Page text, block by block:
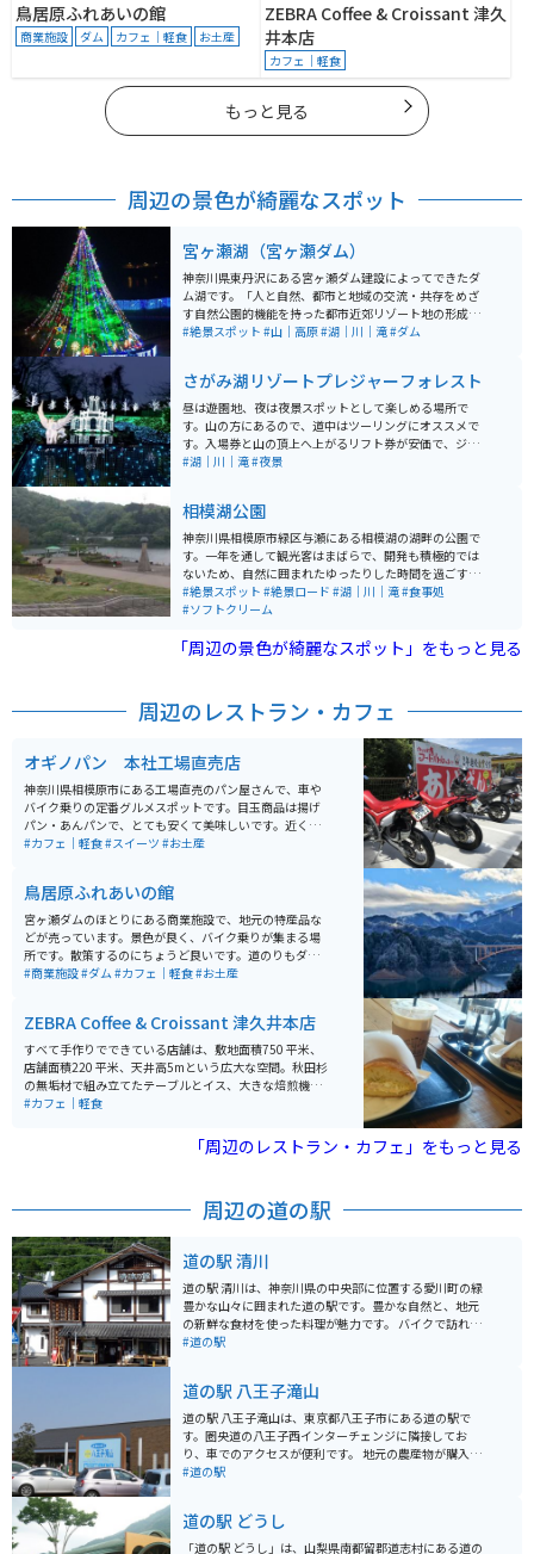
鳥居原ふれあいの館
商業施設 ダム カフェ｜軽食 お土産
ZEBRA Coffee & Croissant 津久
井本店
カフェ｜軽食
もっと見る
周辺の景色が綺麗なスポット
宮ヶ瀬湖（宮ヶ瀬ダム）
神奈川県東丹沢にある宮ヶ瀬ダム建設によってできたダ
ム湖です。「人と自然、都市と地域の交流・共存をめざ
す自然公園的機能を持った都市近郊リゾート地の形成」
を基本理念として、神奈川県・地元市町村と協力しなが
ており、エリアごとに見どころや施設などがあります。
水の郷交流館、カヌー場、野外音楽堂、遊覧船、ピクニ
ック広場などがあり、一日中楽しめます。 周囲を巡る道
路は景色が良く適度なワインディングのため、神奈川エ
リアの定番ツーリングコースで、週末になると駐車場に
#絶景スポット #山｜高原#湖｜川｜滝#ダム
さがみ湖リゾートプレジャーフォレスト
昼は遊園地、夜は夜景スポットとして楽しめる場所で
す。山の方にあるので、道中はツーリングにオススメで
す。入場券と山の頂上へ上がるリフト券が安価で、ジェ
ットコースターなどもありそれなりに広いので友人、家
#湖｜川｜滝#夜景
相模湖公園
神奈川県相模原市緑区与瀬にある相模湖の湖畔の公園で
す。一年を通して観光客はまばらで、開発も積極的では
ないため、自然に囲まれたゆったりした時間を過ごすこ
とができます。夏に行われる花火大会や冬のイルミネー
ション時は賑わいます。現在ではあまり面影を感じるこ
ー競技会場にもなりました。
#絶景スポット #絶景ロード #湖｜川｜滝#食事処
#ソフトクリーム
「周辺の景色が綺麗なスポット」をもっと見る
周辺のレストラン・カフェ
オギノパン 本社工場直売店
神奈川県相模原市にある工場直売のパン屋さんで、車や
バイク乗りの定番グルメスポットです。目玉商品は揚げ
パン・あんパンで、とても安くて美味しいです。近くに
宮ヶ瀬湖があるため、ツーリングの帰りに寄るもよし、
がたがられるパン屋となっている。休日は揚げパンとあ
んパンは外の専用販売所での販売となります。他にも定
番からユニークなパンを多く販売しています。
#カフェ｜軽食#スイーツ #お土産
鳥居原ふれあいの館
宮ヶ瀬ダムのほとりにある商業施設で、地元の特産品な
どが売っています。景色が良く、バイク乗りが集まる場
所です。散策するのにちょうど良いです。道のりもダム
のまわりなのでカーブが多く楽しいですが、無茶をする
#商業施設#ダム#カフェ｜軽食#お土産
ZEBRA Coffee & Croissant 津久井本店
すべて手作りでできている店舗は、敷地面積750 平米、
店舗面積220 平米、天井高5mという広大な空間。秋田杉
の無垢材で組み立てたテーブルとイス、大きな焙煎機や
エスプレッソマシーンが置かれており、ゆったりとした
久井湖近くにあり、相模原から道志みちに向かう国道41
3号沿いの店舗で、「三ヶ木（みかげ）」交差点から東
#カフェ｜軽食
「周辺のレストラン・カフェ」をもっと見る
周辺の道の駅
道の駅 清川
道の駅 清川は、神奈川県の中央部に位置する愛川町の緑
豊かな山々に囲まれた道の駅です。豊かな自然と、地元
の新鮮な食材を使った料理が魅力です。 バイクで訪れる
際は、宮ヶ瀬湖やヤビツ峠など、周辺のワインディング
品である、新鮮な野菜や果物、手作りジャムなどが人気
です。また、レストランでは、地元産の食材をふんだん
に使った料理を楽しむことができます。特に、地元産の
猪肉を使った「猪肉丼」は、ここでしか味わえない人気
メニューです。
#道の駅
道の駅 八王子滝山
道の駅 八王子滝山は、東京都八王子市にある道の駅で
す。圏央道の八王子西インターチェンジに隣接してお
り、車でのアクセスが便利です。 地元の農産物が購入で
きる「農産物直売所」や、地元食材を使った料理が楽し
野菜は人気が高く、旬の野菜を目当てに訪れる人も多く
います。レストランでは、八王子ラーメンや、地元産の
#道の駅
道の駅 どうし
「道の駅 どうし」は、山梨県南都留郡道志村にある道の